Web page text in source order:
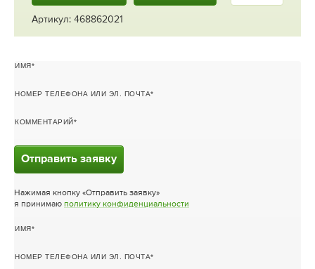
Артикул: 468862021
ИМЯ
НОМЕР ТЕЛЕФОНА ИЛИ ЭЛ. ПОЧТА
КОММЕНТАРИЙ
Отправить заявку
Нажимая кнопку «Отправить заявку»
я принимаю политику конфиденциальности
ИМЯ
НОМЕР ТЕЛЕФОНА ИЛИ ЭЛ. ПОЧТА